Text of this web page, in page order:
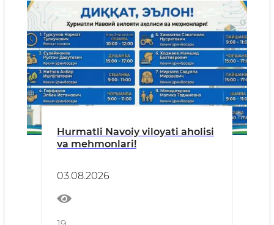
Hurmatli Navoiy viloyati aholisi
va mehmonlari!
03.08.2026